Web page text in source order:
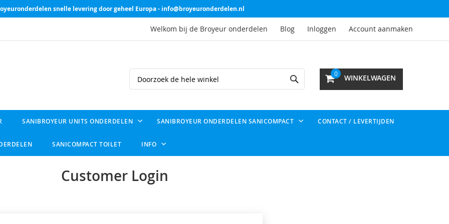
snelle levering door geheel Europa - info@broyeuronderdelen.nl
Welkom bij de Broyeur onderdelen Blog Inloggen Account aanmaken
WINKELWAGEN
0
Search
SANIBROYEUR UNITS ONDERDELEN SANIBROYEUR ONDERDELEN SANICOMPACT CONTACT / LEVERTIJDEN
SANICOMPACT TOILET INFO
Customer Login